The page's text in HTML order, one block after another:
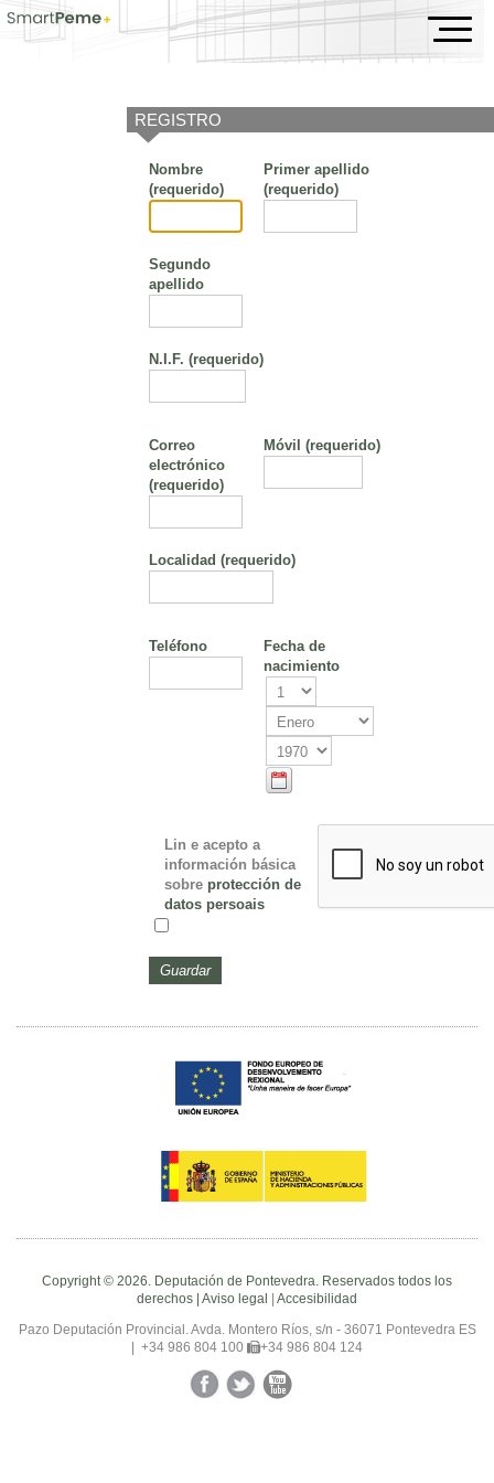
Evento
REGISTRO
Nombre
(requerido)
Primer apellido
(requerido)
Segundo
apellido
N.I.F. (requerido)
Correo
electrónico
(requerido)
Móvil (requerido)
Localidad (requerido)
Teléfono
Fecha de
nacimiento
Lin e acepto a
información básica
sobre protección de
datos persoais
Copyright © 2026. Deputación de Pontevedra. Reservados todos los
derechos | Aviso legal | Accesibilidad
Pazo Deputación Provincial. Avda. Montero Ríos, s/n - 36071 Pontevedra ES
| +34 986 804 100
+34 986 804 124
FacebookTwitterYouTube